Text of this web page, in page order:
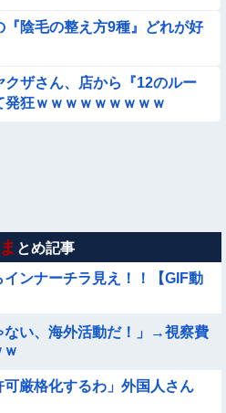
犯罪者ｗｗｗｗｗｗｗ
号ランキング
『陰毛の整え方9種』どれが好
クザさん、店から『12のルー
発狂ｗｗｗｗｗｗｗｗｗ
ま とめ記事
ンナーチラ見え！！【GIF動
ない、海外活動だ！」→視察費
可厳格化するわ」外国人さん